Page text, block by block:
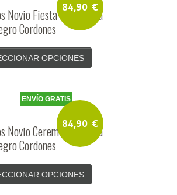
84,90 €
Novio Fiesta Ceremonia
Cordones
OPCIONES
84,90 €
ENVÍO GRATIS
Novio Ceremonia Fiesta
Cordones
OPCIONES